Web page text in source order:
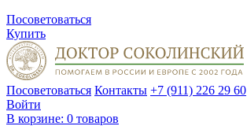
Посоветоваться
Купить
Посоветоваться Контакты +7 (911) 226 29 60
Войти
В корзине: 0 товаров